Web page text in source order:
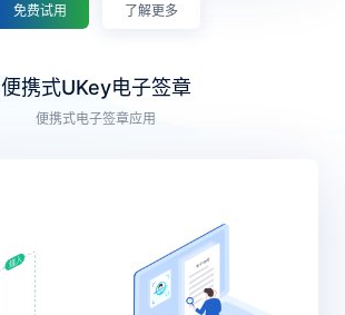
免费试用 了解更多
便携式UKey电子签章
便携式电子签章应用